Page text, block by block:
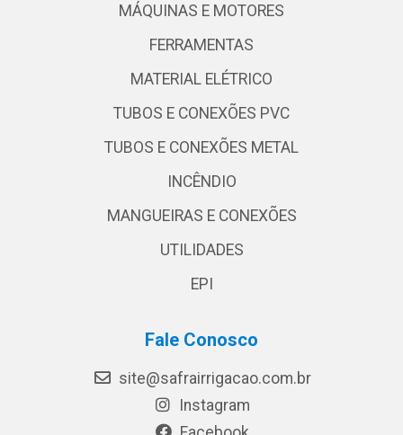
MÁQUINAS E MOTORES
FERRAMENTAS
MATERIAL ELÉTRICO
TUBOS E CONEXÕES PVC
TUBOS E CONEXÕES METAL
INCÊNDIO
MANGUEIRAS E CONEXÕES
UTILIDADES
EPI
Fale Conosco
site@safrairrigacao.com.br
Instagram